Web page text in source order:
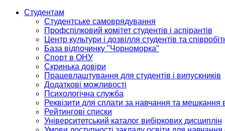
Студентам
Студентське самоврядування
Профспілковий комітет студентів і аспірантів
Центр культури і дозвілля студентів та
База відпочинку "Чорноморка"
Спорт в ОНУ
Скринька довіри
Працевлаштування для студентів і випускників
Додаткові можливості
Психологічна служба
Реквізити для сплати за навчання та мешкання
Рейтингові списки
Університетський каталог вибіркових дисциплін